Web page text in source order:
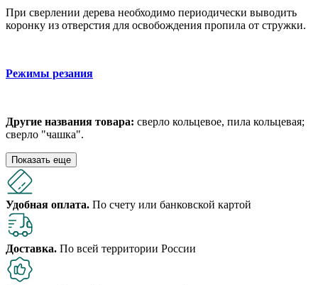
При сверлении дерева необходимо периодически выводить
коронку из отверстия для освобождения пропила от стружки.
Режимы резания
Другие названия товара: сверло кольцевое, пила кольцевая;
сверло "чашка".
Показать еще
Удобная оплата. По счету или банковской картой
Доставка. По всей территории России